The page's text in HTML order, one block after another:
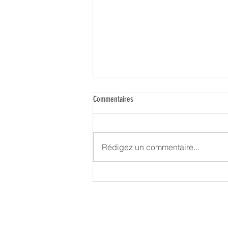
Commentaires
Rédigez un commentaire...